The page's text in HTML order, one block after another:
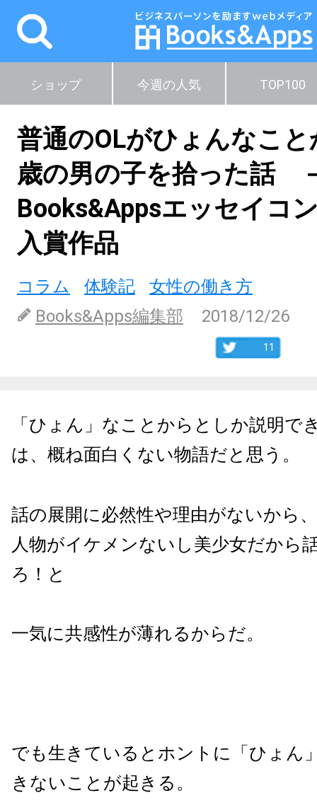
ショップ 今週の人気 TOP100
普通のOLがひょんなこ
歳の男の子を拾った
Books&Appsエッセイ
入賞作品
コラム 体験記
女性の働き方
Books&Apps編集部
2018/12/26
11
「ひょん」なことからとしか説明で
は、概ね面白くない物語だと思う。
話の展開に必然性や理由がないから
人物がイケメンないし美少女だから
ろ！と
一気に共感性が薄れるからだ。
でも生きているとホントに「ひょん
きないことが起きる。